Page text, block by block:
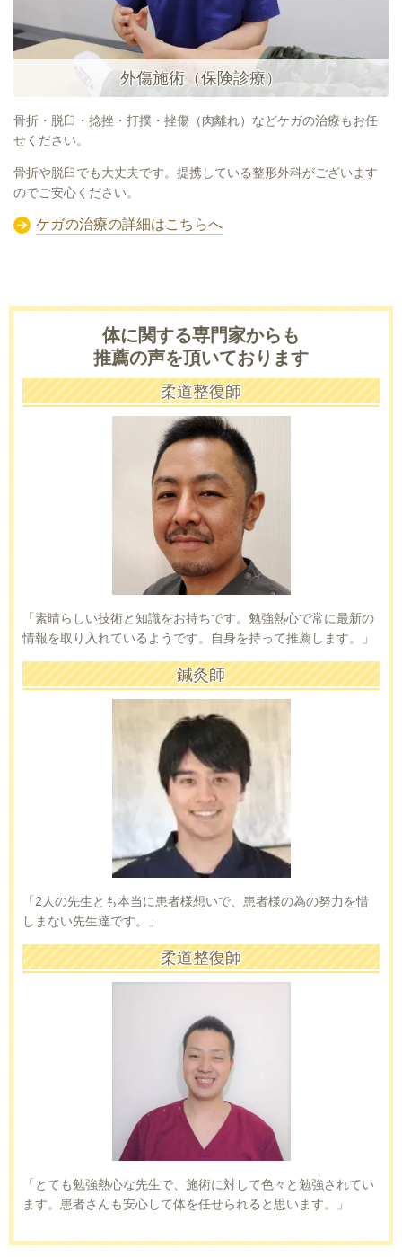
外傷施術（保険診療）
骨折・脱臼・捻挫・打撲・挫傷（肉離れ）などケガの治療もお任
せください。
骨折や脱臼でも大丈夫です。提携している整形外科がございます
のでご安心ください。
ケガの治療の詳細はこちらへ
体に関する専門家からも
推薦の声を頂いております
柔道整復師
「素晴らしい技術と知識をお持ちです。勉強熱心で常に最新の
情報を取り入れているようです。自身を持って推薦します。」
鍼灸師
「2人の先生とも本当に患者様想いで、患者様の為の努力を惜
しまない先生達です。」
柔道整復師
「とても勉強熱心な先生で、施術に対して色々と勉強されてい
ます。患者さんも安心して体を任せられると思います。」